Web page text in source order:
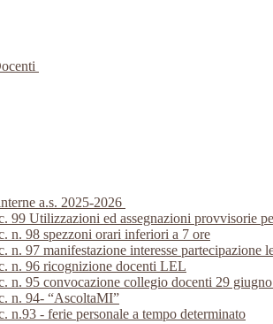
a.s. 2025-2026
99 Utilizzazioni ed assegnazioni provvisorie
n. 98 spezzoni orari inferiori a 7 ore
n. 97 manifestazione interesse partecipazione
n. 96 ricognizione docenti LEL
n. 95 convocazione collegio docenti 29
n. 94- “AscoltaMI”
n.93 - ferie personale a tempo determinato